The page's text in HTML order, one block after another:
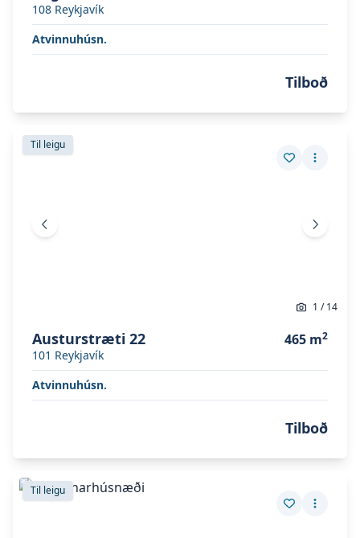
108 Reykjavík
Atvinnuhúsn.
Tilboð
Skoða eignina
Til leigu
Vista eign
Fleiri
Skoða eignina
Fyrri mynd Næsta
1 /14
Austurstræti 22
101 Reykjavík
465 m2
Atvinnuhúsn.
Tilboð
Skoða eignina Borgartún 31
Til leigu
Vista eign
Fleiri
Skoða eigninaBorgartún 31